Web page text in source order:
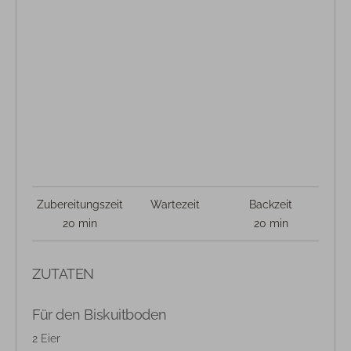
Zubereitungszeit
20 min
Wartezeit
Backzeit
20 min
ZUTATEN
Für den Biskuitboden
2 Eier